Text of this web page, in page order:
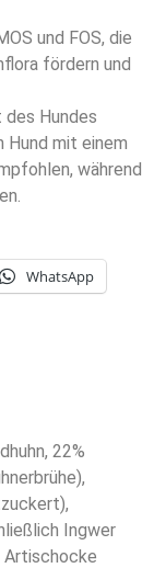
und FOS, die
fördern und
Hundes
Hund mit einem
während
WhatsApp
22%
Ingwer
Artischocke